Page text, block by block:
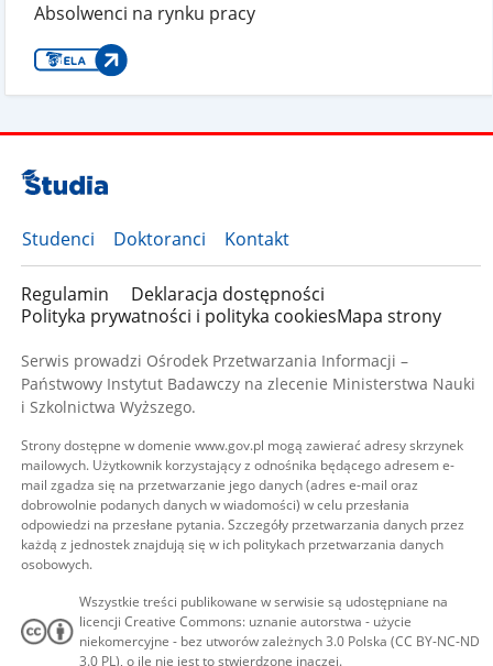
Absolwenci na rynku pracy
Studenci Doktoranci Kontakt
Regulamin
Deklaracja dostępności
Polityka prywatności i polityka cookiesMapa strony
Serwis prowadzi Ośrodek Przetwarzania Informacji –
Państwowy Instytut Badawczy na zlecenie Ministerstwa Nauki
i Szkolnictwa Wyższego.
Strony dostępne w domenie www.gov.pl mogą zawierać adresy skrzynek
mailowych. Użytkownik korzystający z odnośnika będącego adresem e-
mail zgadza się na przetwarzanie jego danych (adres e-mail oraz
dobrowolnie podanych danych w wiadomości) w celu przesłania
odpowiedzi na przesłane pytania. Szczegóły przetwarzania danych przez
każdą z jednostek znajdują się w ich politykach przetwarzania danych
osobowych.
Wszystkie treści publikowane w serwisie są udostępniane na
licencji Creative Commons: uznanie autorstwa - użycie
niekomercyjne - bez utworów zależnych 3.0 Polska (CC BY-NC-ND
3.0 PL), o ile nie jest to stwierdzone inaczej.